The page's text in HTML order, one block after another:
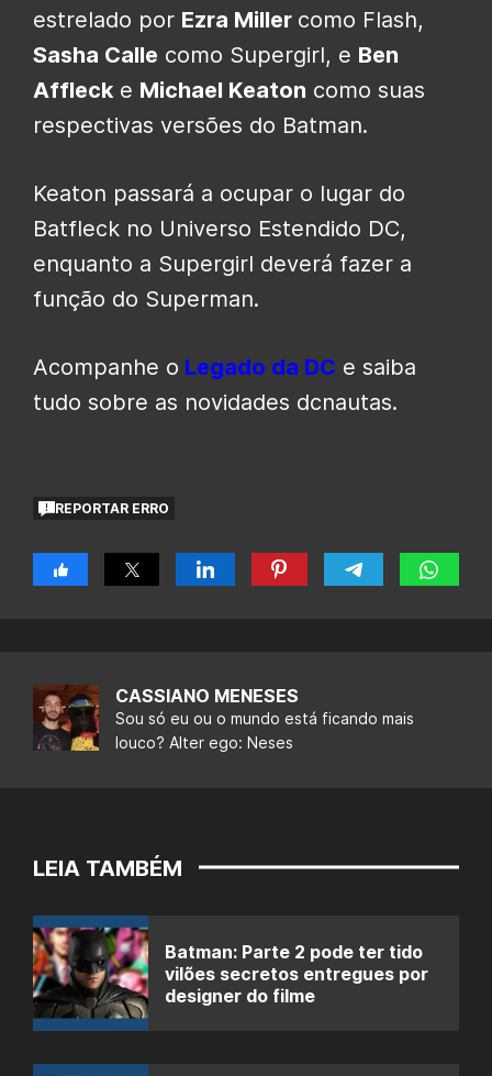
estrelado por Ezra Miller como Flash,
Sasha Calle como Supergirl, e Ben
Affleck e Michael Keaton como suas
respectivas versões do Batman.
Keaton passará a ocupar o lugar do
Batfleck no Universo Estendido DC,
enquanto a Supergirl deverá fazer a
função do Superman.
Acompanhe o Legado da DC e saiba
tudo sobre as novidades dcnautas.
REPORTAR ERRO
CASSIANO MENESES
Sou só eu ou o mundo está ficando mais
louco? Alter ego: Neses
LEIA TAMBÉM
Batman: Parte 2 pode ter tido
vilões secretos entregues por
designer do filme